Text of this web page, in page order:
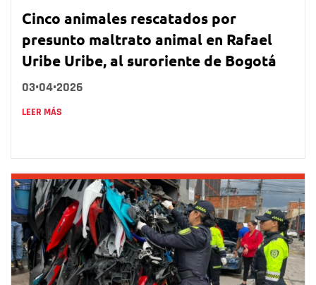
Cinco animales rescatados por
presunto maltrato animal en Rafael
Uribe Uribe, al suroriente de Bogotá
03•04•2026
LEER MÁS